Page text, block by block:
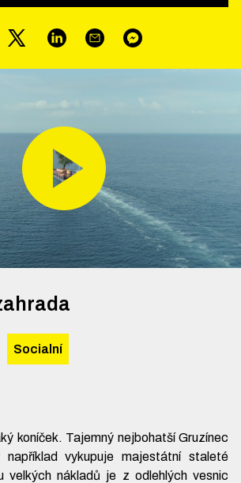
Socialní
koníček. Tajemný nejbohatší Gruzínec
vykupuje majestátní staleté
velkých nákladů je z odlehlých vesnic